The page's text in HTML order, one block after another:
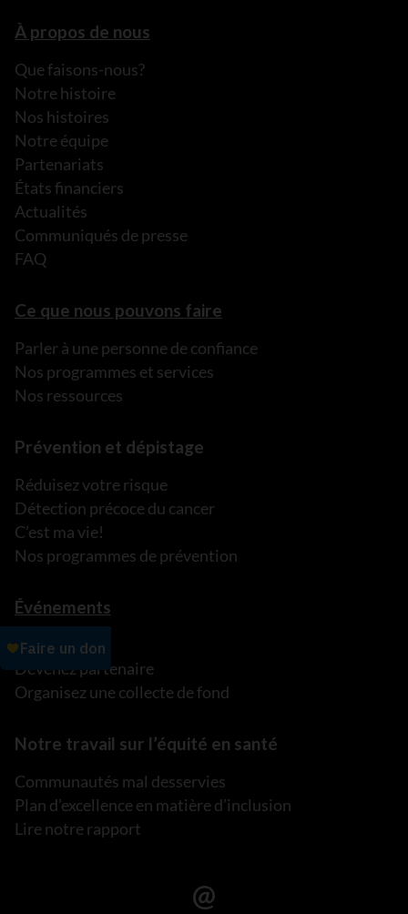
À propos de nous
Que faisons-nous?
Notre histoire
Nos histoires
Notre équipe
Partenariats
États financiers
Actualités
Communiqués de presse
FAQ
Ce que nous pouvons faire
Parler à une personne de confiance
Nos programmes et services
Nos ressources
Prévention et dépistage
Réduisez votre risque
Détection précoce du cancer
C’est ma vie!
Nos programmes de prévention
Événements
Événements
Devenez partenaire
Organisez une collecte de fond
Notre travail sur l’équité en santé
Communautés mal desservies
Plan d’excellence en matière d’inclusion
Lire notre rapport